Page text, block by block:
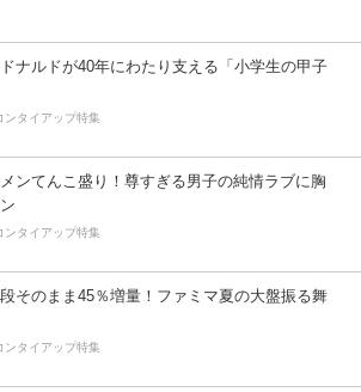
ナルドが40年にわたり支える「小学生の甲子
ンタイアップ特集
ンてんこ盛り！尊すぎる男子の純情ラブに胸
ンタイアップ特集
そのまま45％増量！ファミマ夏の大盤振る舞
ンタイアップ特集